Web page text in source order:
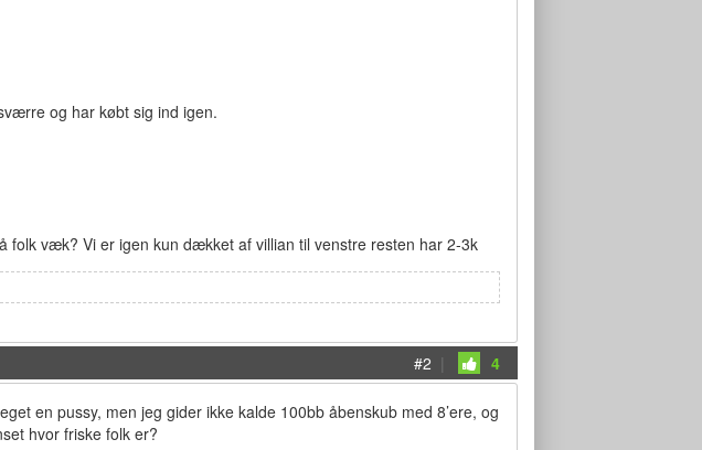
og har købt sig ind igen.
folk væk? Vi er igen kun dækket af villian til venstre resten har 2-3k
#2 | 4
en pussy, men jeg gider ikke kalde 100bb åbenskub med 8’ere, og
hvor friske folk er?